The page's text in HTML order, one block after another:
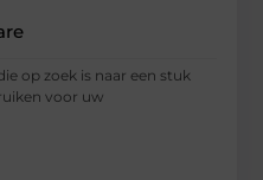
op zoek is naar een stuk
voor uw